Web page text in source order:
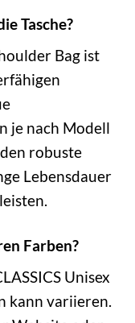
Tasche?
Bag ist
je nach Modell
robuste
Lebensdauer
Farben?
Unisex
kann variieren.